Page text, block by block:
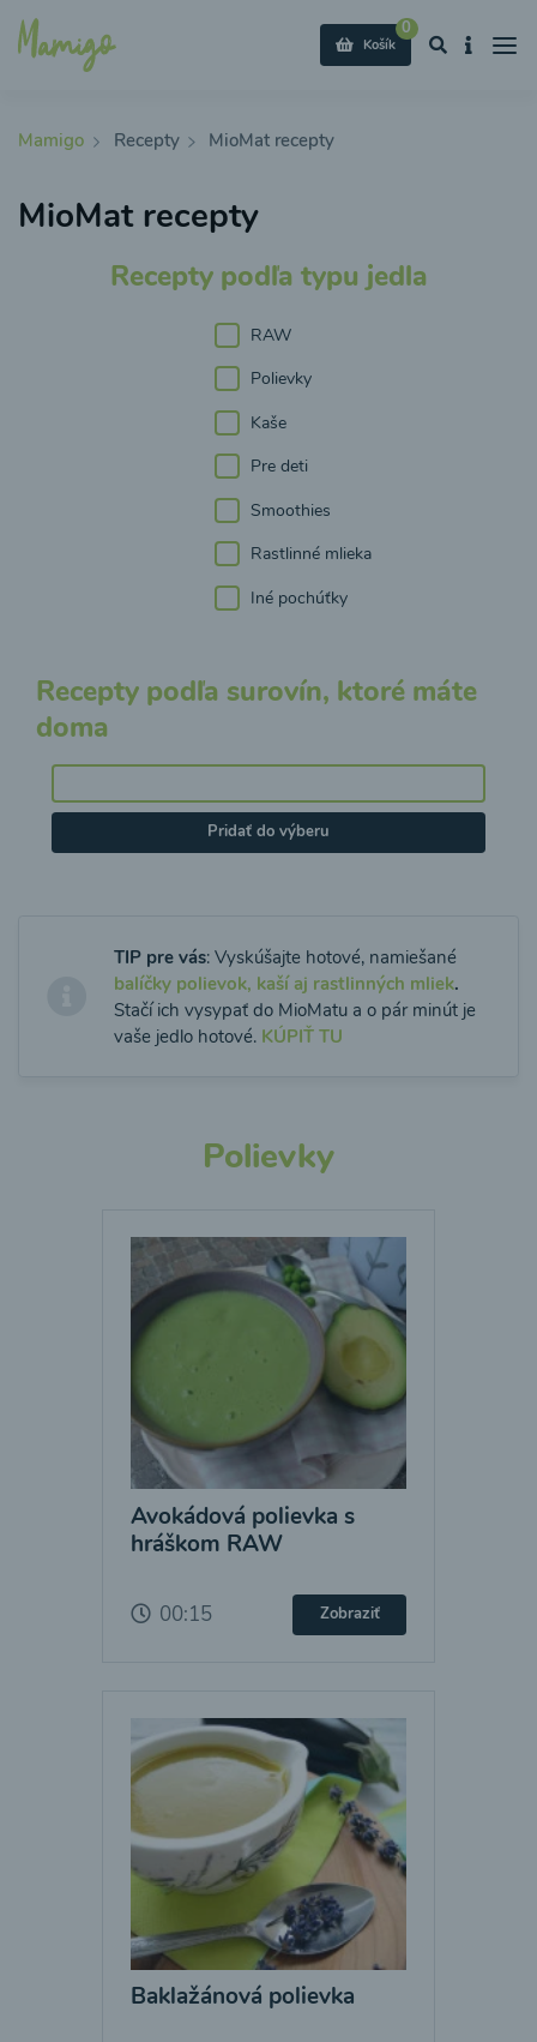
0
Košík
Mamigo Recepty MioMat recepty
MioMat recepty
Recepty podľa typu jedla
RAW
Polievky
Kaše
Pre deti
Smoothies
Rastlinné mlieka
Iné pochúťky
Recepty podľa surovín, ktoré máte
doma
Pridať do výberu
TIP pre vás: Vyskúšajte hotové, namiešané
balíčky polievok, kaší aj rastlinných mliek.
Stačí ich vysypať do MioMatu a o pár minút je
vaše jedlo hotové. KÚPIŤ TU
Polievky
Avokádová polievka s
hráškom RAW
00:15 Zobraziť
Baklažánová polievka